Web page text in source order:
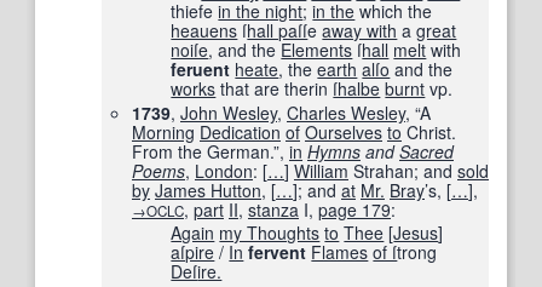
thiefein the night;in the which the
heauens ſhall paſſeaway with agreat
noiſe, and the Elements ſhall melt with
feruent heate, theearth alſo and the
works that are therin ſhalbe burnt vp.
1739, John Wesley, Charles Wesley, “A
Morning Dedication of Ourselves to Christ.
From the German.”, in Hymns andSacred
Poems, London: […] William Strahan; and sold
by James Hutton, […]; and at Mr. Bray’s, […],
→OCLC, part II, stanza I, page 179:
Again my Thoughts to Thee [Jesus]
aſpire / In fervent Flames of ſtrong
Deſire.